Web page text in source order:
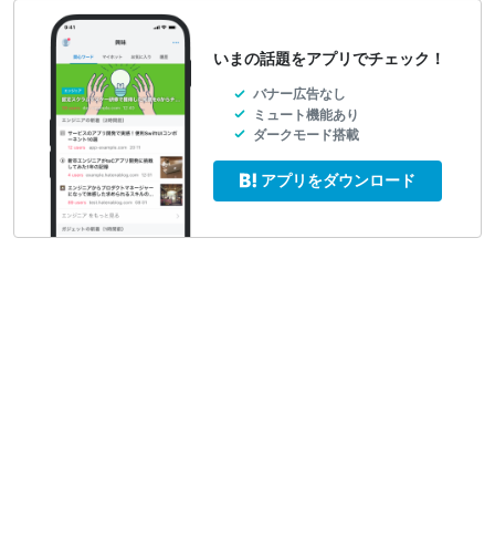
いまの話題をアプリでチェック！
バナー広告なし
ミュート機能あり
ダークモード搭載
アプリをダウンロード